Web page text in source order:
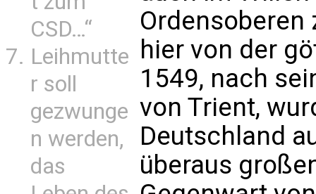
CSD…“
Leihmutte
r soll
gezwunge
n werden,
das
Ordensoberen
hier von der
1549, nach
von Trient,
Deutschland
überaus